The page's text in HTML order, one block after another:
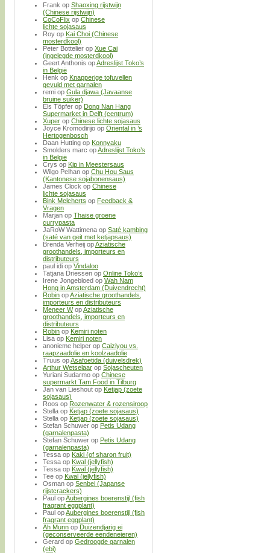
Frank op Shaoxing rijstwijn
(Chinese rijstwijn)
CoCoFlix op Chinese
lichte sojasaus
Roy op Kai Choi (Chinese
mosterdkool)
Peter Bottelier op Xue Cai
(ingelegde mosterdkool)
Geert Anthonis opAdreslijst Toko’s
in België
Henk op Knapperige tofuvellen
gevuld met garnalen
remi op Gula djawa (Javaanse
bruine suiker)
Els Töpfer op Dong Nan Hang
Supermarket in Delft (centrum)
Xuper op Chinese lichte sojasaus
Joyce Kromodirijo op Oriental in ’s
Hertogenbosch
Daan Hutting op Konnyaku
Smolders marc opAdreslijst Toko’s
in België
Crys op Kip in Meestersaus
Wilgo Pelhan op Chu Hou Saus
(Kantonese sojabonensaus)
James Clock op Chinese
lichte sojasaus
Bink Melcherts op Feedback &
Vragen
Marjan op Thaise groene
currypasta
JaRoW Wattimena op Saté kambing
(saté van geit met ketjapsaus)
Brenda Verheij opAziatische
groothandels, importeurs en
distributeurs
paul idi op Vindaloo
Tatjana Driessen op Online Toko’s
Irene Jongebloed op Wah Nam
Hong in Amsterdam (Duivendrecht)
Robin opAziatische groothandels,
importeurs en distributeurs
Meneer WopAziatische
groothandels, importeurs en
distributeurs
Robin op Kemiri noten
Lisa op Kemiri noten
anonieme helper op Caiziyou vs.
raapzaadolie en koolzaadolie
Truus opAsafoetida (duivelsdrek)
Arthur Wetselaar op Sojascheuten
Yuriani Sudarmo op Chinese
supermarkt Tam Food in Tilburg
Jan van Lieshout op Ketjap (zoete
sojasaus)
Roos op Rozenwater & rozensiroop
Stella op Ketjap (zoete sojasaus)
Stella op Ketjap (zoete sojasaus)
Stefan Schuwer op Petis Udang
(garnalenpasta)
Stefan Schuwer op Petis Udang
(garnalenpasta)
Tessa op Kaki (of sharon fruit)
Tessa op Kwal (jellyfish)
Tessa op Kwal (jellyfish)
Tee op Kwal (jellyfish)
Osman op Senbei (Japanse
rijstcrackers)
Paul opAubergines boerenstijl (fish
fragrant eggplant)
Paul opAubergines boerenstijl (fish
fragrant eggplant)
Ah Munn op Duizendjarig ei
(geconserveerde eendeneieren)
Gerard op Gedroogde garnalen
(ebi)